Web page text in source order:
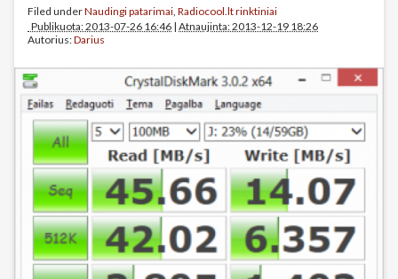
Filed underNaudingi patarimai, Radiocool.lt rinktiniai
Publikuota: 2013-07-26 16:46 | Atnaujinta: 2013-12-19 18:26
Autorius:Darius